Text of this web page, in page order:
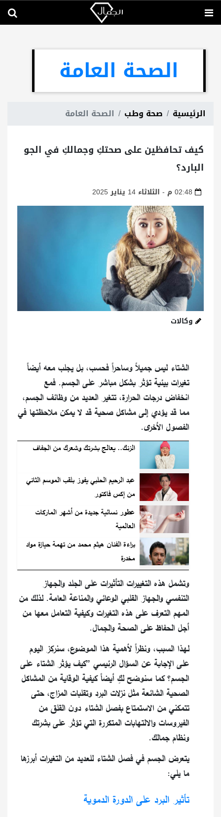
الصحة العامة
الرئيسية صحة وطب الصحة العامة
كيف تحافظين على صحتكِ وجمالكِ في الجو
البارد؟
وكالات
الشتاء ليس جميلاً وساحراً فحسب، بل يجلب معه أيضاً
تغيرات بيئية تؤثر بشكل مباشر على الجسم. فمع
انخفاض درجات الحرارة، تتغير العديد من وظائف الجسم،
مما قد يؤدي إلى مشاكل صحية قد لا يمكن ملاحظتها في
الفصول الأخرى.
الزنك.. يعالج بشرتك وشعرك من الجفاف
عبد الرحيم الحلبي يفوز بلقب الموسم الثاني
من إكس فاكتور
عطور نسائية جديدة من أشهر الماركات
العالمية
براءة الفنان هيثم محمد من تهمة حيازة مواد
مخدرة
وتشمل هذه التغييرات التأثيرات على الجلد والجهاز
التنفسي والجهاز القلبي الوعائي والمناعة العامة. لذلك من
المهم التعرف على هذه التغيرات وكيفية التعامل معها من
أجل الحفاظ على الصحة والجمال.
لهذا السبب، ونظراً لأهمية هذا الموضوع، سنركز اليوم
على الإجابة عن السؤال الرئيسي ”كيف يؤثر الشتاء على
الجسم؟ كما سنوضح لكِ أيضاً كيفية الوقاية من المشاكل
الصحية الشائعة مثل نزلات البرد وتقلبات المزاج، حتى
تتمكني من الاستمتاع بفصل الشتاء دون القلق من
الفيروسات والالتهابات المتكررة التي تؤثر على بشرتك
ونظام جمالك.
يتعرض الجسم في فصل الشتاء للعديد من التغيرات أبرزها
ما يلي:
تأثير البرد على الدورة الدموية